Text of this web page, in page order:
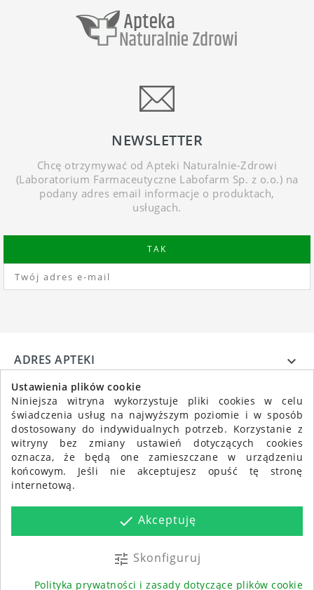
NEWSLETTER
Chcę otrzymywać od Apteki Naturalnie-Zdrowi
(Laboratorium Farmaceutyczne Labofarm Sp. z o.o.) na
podany adres email informacje o produktach,
usługach.
ADRES APTEKI 
INFORMACJE
© 2026 - LABOFARM / Oprogramowanie e-commerce od
PrestaShop™
Ustawienia plików cookie
Niniejsza witryna wykorzystuje pliki cookies w celu
świadczenia usług na najwyższym poziomie i w sposób
dostosowany do indywidualnych potrzeb. Korzystanie z
witryny bez zmiany ustawień dotyczących cookies
oznacza, że będą one zamieszczane w urządzeniu
końcowym. Jeśli nie akceptujesz opuść tę stronę
internetową.
done Akceptuję
tune Skonfiguruj
Polityka prywatności i zasady dotyczące plików cookie